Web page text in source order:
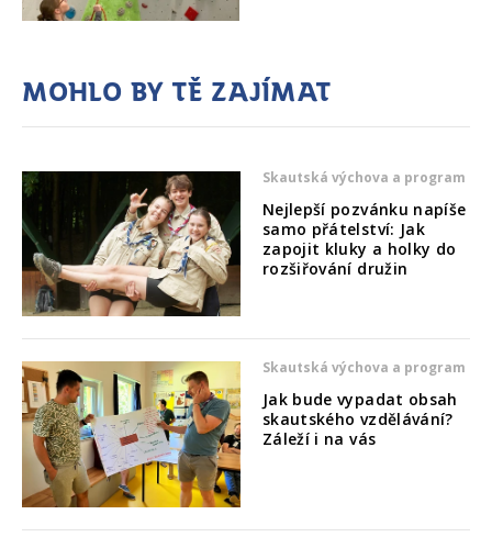
Mohlo by tě zajímat
Skautská výchova a program
Nejlepší pozvánku napíše
samo přátelství: Jak
zapojit kluky a holky do
rozšiřování družin
Skautská výchova a program
Jak bude vypadat obsah
skautského vzdělávání?
Záleží i na vás